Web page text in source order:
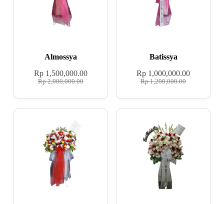
Almossya
Rp2,000,000.00
Rp1,500,000.00
Batissya
Rp1,200,000.00
Rp 1,000,000.00